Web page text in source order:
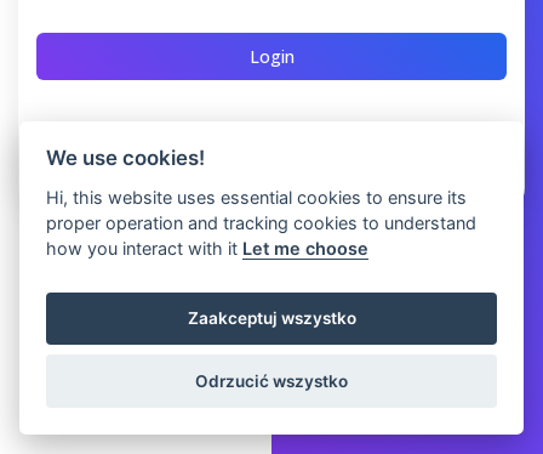
Nie masz konta?
© 2026 Clicket
We use cookies!
Hi, this website uses essential cookies to ensure its
proper operation and tracking cookies to understand
how you interact with it Let me choose
Zaakceptuj wszystko
Odrzucić wszystko